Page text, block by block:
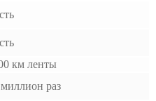
км ленты
раз